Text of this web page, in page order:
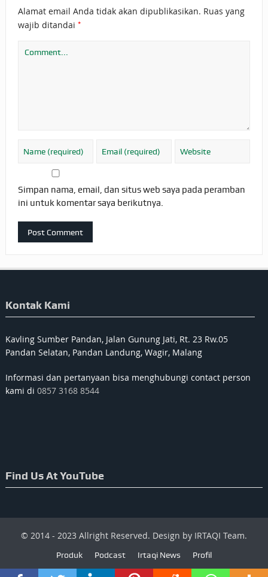
Alamat email Anda tidak akan dipublikasikan. Ruas yang
wajib ditandai *
Simpan nama, email, dan situs web saya pada peramban
ini untuk komentar saya berikutnya.
Kontak Kami
Kavling Sumber Pandan, Jalan Gunung Jati, Rt. 23 Rw.05
Pandan Selatan, Pandan Landung, Wagir, Malang
Informasi dan pertanyaan bisa menghubungi contact person
kami di 0857 3168 8544
Find Us At YouTube
© 2014 - 2023 Allright Reserved. Design by IRTAQI Team.
Produk Podcast Irtaqi News Profil